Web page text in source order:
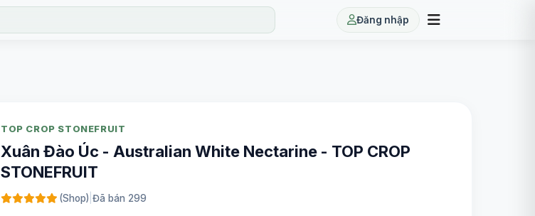
Đăng nhập
TOP CROP STONEFRUIT
Xuân Đào Úc - Australian White Nectarine - TOP CROP
STONEFRUIT
(Shop) Đã bán 299